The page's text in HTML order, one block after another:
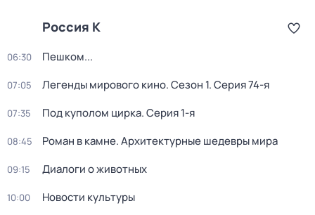
Россия К
06:30 Пешком...
07:05 Легенды мирового кино. Сезон 1. Серия 74-я
07:35 Под куполом цирка. Серия 1-я
08:45 Роман в камне. Архитектурные шедевры мира
09:15 Диалоги о животных
10:00 Новости культуры